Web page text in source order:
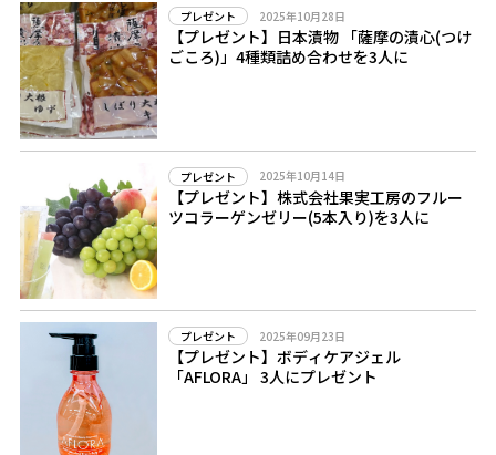
プレゼント 2025年10月28日
【プレゼント】日本漬物 「薩摩の漬心(つけ
ごころ)」4種類詰め合わせを3人に
プレゼント 2025年10月14日
【プレゼント】株式会社果実工房のフルー
ツコラーゲンゼリー(5本入り)を3人に
プレゼント 2025年09月23日
【プレゼント】ボディケアジェル
「AFLORA」 3人にプレゼント